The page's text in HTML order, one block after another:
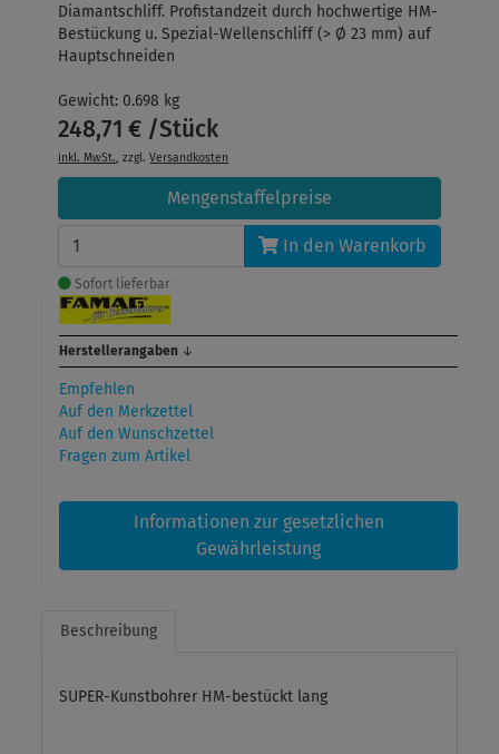
Diamantschliff. Profistandzeit durch hochwertige HM-
Bestückung u. Spezial-Wellenschliff (> Ø 23 mm) auf
Hauptschneiden
Gewicht: 0.698 kg
248,71 € /Stück
inkl. MwSt., zzgl.Versandkosten
Mengenstaffelpreise
In den Warenkorb
Sofort lieferbar
Herstellerangaben ↓
Empfehlen
Auf den Merkzettel
Auf den Wunschzettel
Fragen zum Artikel
Informationen zur gesetzlichen
Gewährleistung
Beschreibung
SUPER-Kunstbohrer HM-bestückt lang